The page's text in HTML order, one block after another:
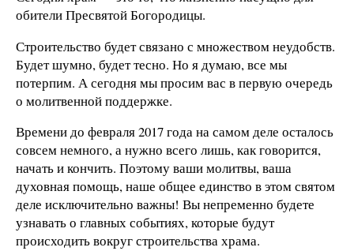
обители Пресвятой Богородицы.
Строительство будет связано с множеством неудобств.
Будет шумно, будет тесно. Но я думаю, все мы
потерпим. А сегодня мы просим вас в первую очередь
о молитвенной поддержке.
Времени до февраля 2017 года на самом деле осталось
совсем немного, а нужно всего лишь, как говорится,
начать и кончить. Поэтому ваши молитвы, ваша
духовная помощь, наше общее единство в этом святом
деле исключительно важны! Вы непременно будете
узнавать о главных событиях, которые будут
происходить вокруг строительства храма.